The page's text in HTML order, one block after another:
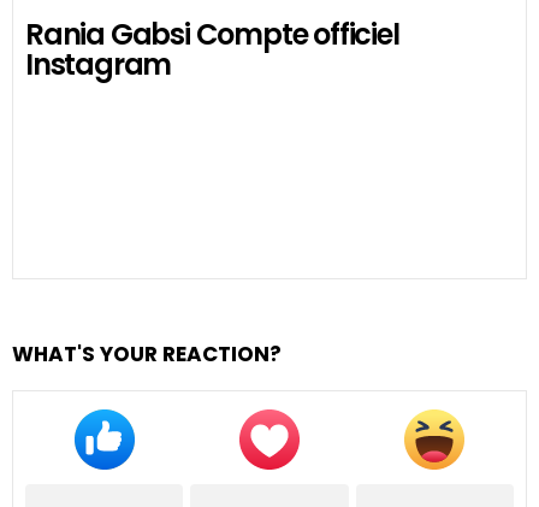
Rania Gabsi Compte officiel
Instagram
WHAT'S YOUR REACTION?